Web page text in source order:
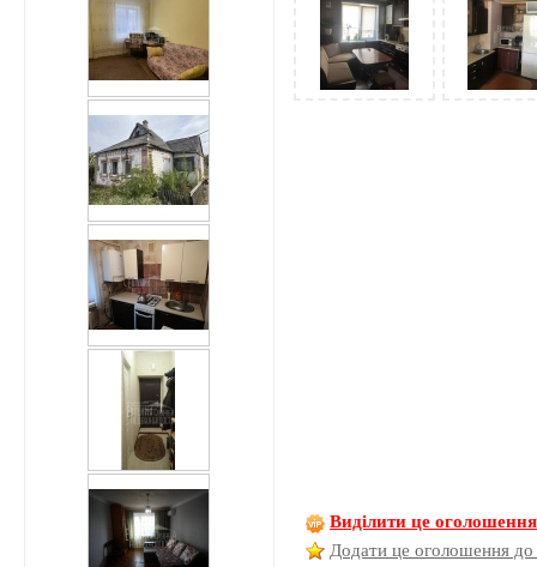
Виділити це оголошення
Додати це оголошення до